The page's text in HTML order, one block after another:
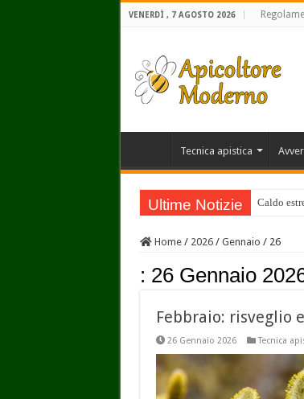
VENERDÌ , 7 AGOSTO 2026
Tecnica apistica
Ultime Notizie Caldo
Home / 2026 / Gennaio / 26
: 26 Gennaio
Febbraio: risveglio
26 Gennaio 2026 Tecnica